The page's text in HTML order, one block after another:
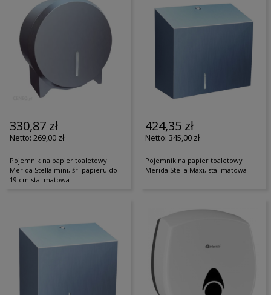
330,87 zł
269,00 zł
Pojemnik na papier toaletowy
Merida Stella mini, śr. papieru do
19 cm stal matowa
424,35 zł
345,00 zł
Pojemnik na papier toaletowy
Merida Stella Maxi, stal matowa